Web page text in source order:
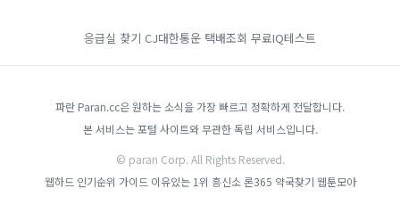
응급실 찾기 CJ대한통운 택배조회 무료IQ테스트
파란 Paran.cc은 원하는 소식을 가장 빠르고 정확하게 전달합니다.
본 서비스는 포털 사이트와 무관한 독립 서비스입니다.
© paran Corp. All Rights Reserved.
웹하드 인기순위 가이드 이유있는 1위 흥신소 론365 약국찾기 웹툰모아